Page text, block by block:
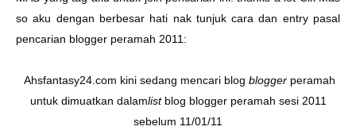
so aku dengan berbesar hati nak tunjuk cara dan entry pasal
pencarian blogger peramah 2011:
Ahsfantasy24.com kini sedang mencari blog blogger peramah
untuk dimuatkan dalamlistblog blogger peramah sesi 2011
sebelum 11/01/11